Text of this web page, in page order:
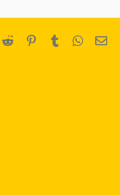
Reddit Pinterest
Tumblr